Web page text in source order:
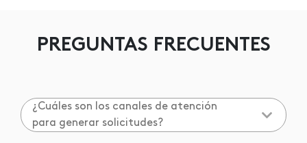
PREGUNTAS FRECUENTES
¿Cuáles son los canales de atención
para generar solicitudes?